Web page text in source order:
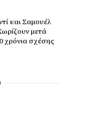
και Σαμουέλ
μετά
χρόνια σχέσης